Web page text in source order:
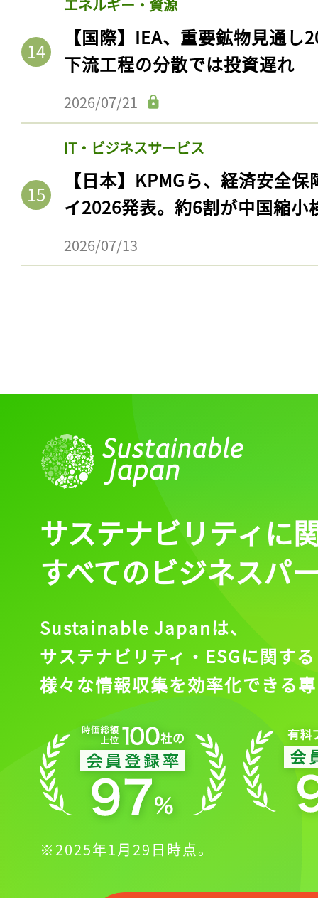
エネルギー・資源
【国際】IEA、重要鉱物見通
下流工程の分散では投資遅れ
2026/07/21
IT・ビジネスサービス
【日本】KPMGら、経済安全
イ2026発表。約6割が中国縮小
2026/07/13
サステナビリティに
すべてのビジネスパ
Sustainable Japanは、
サステナビリティ・ESGに関する
様々な情報収集を効率化できる
※2025年1月29日時点。